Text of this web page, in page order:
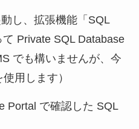
し、拡張機能「SQL
Private SQL Database
でも構いませんが、今
用します）
Portal で確認した SQL